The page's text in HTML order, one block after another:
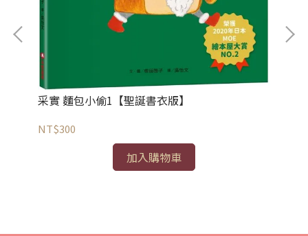
采實 麵包小偷1【聖誕書衣版】
NT$300
加入購物車